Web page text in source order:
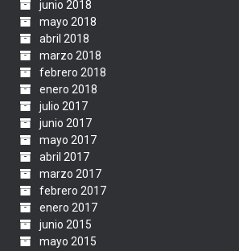
junio 2018
mayo 2018
abril 2018
marzo 2018
febrero 2018
enero 2018
julio 2017
junio 2017
mayo 2017
abril 2017
marzo 2017
febrero 2017
enero 2017
junio 2015
mayo 2015